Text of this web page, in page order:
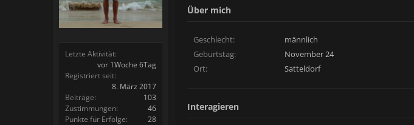
Letzte Aktivität:
vor 1Woche 6Tag
Registriert seit:
8. März 2017
Beiträge:
103
Zustimmungen:
46
Punkte für Erfolge:
28
Über mich
Geschlecht:
männlich
Geburtstag:
November 24
Ort:
Satteldorf
Interagieren